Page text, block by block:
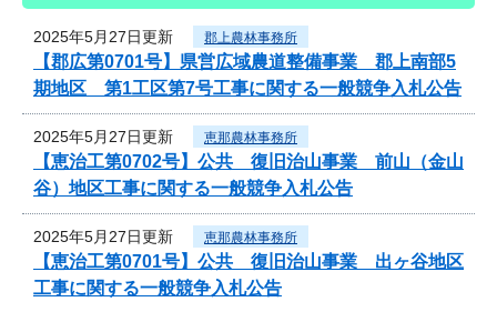
2025年5月27日更新 郡上農林事務所
【郡広第0701号】県営広域農道整備事業 郡上南部5
期地区 第1工区第7号工事に関する一般競争入札公告
2025年5月27日更新 恵那農林事務所
【恵治工第0702号】公共 復旧治山事業 前山（金山
谷）地区工事に関する一般競争入札公告
2025年5月27日更新 恵那農林事務所
【恵治工第0701号】公共 復旧治山事業 出ヶ谷地区
工事に関する一般競争入札公告